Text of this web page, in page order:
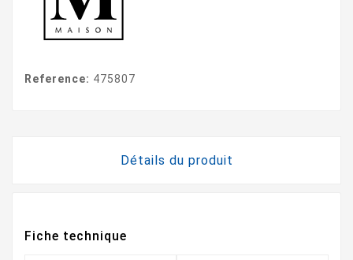
Reference: 475807
Détails du produit
Fiche technique